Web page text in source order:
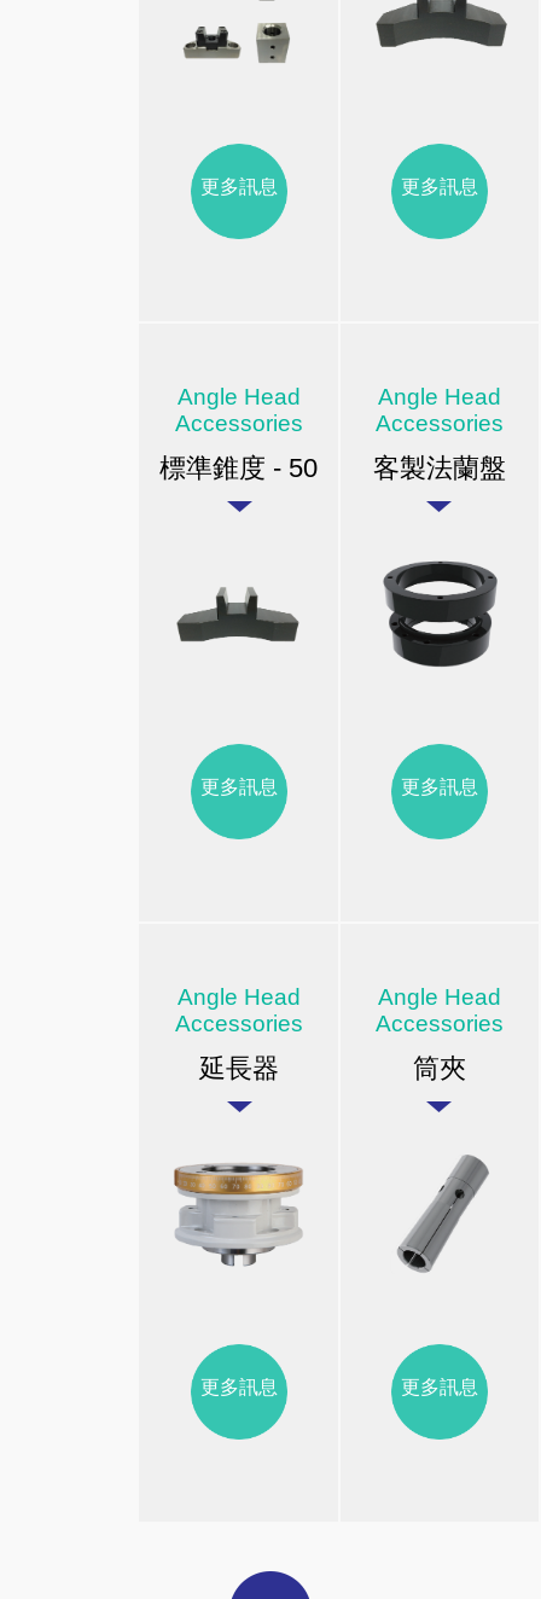
更多訊息 更多訊息
Angle Head
Accessories
標準錐度 - 50
更多訊息
Angle Head
Accessories
客製法蘭盤
更多訊息
Angle Head
Accessories
延長器
更多訊息
Angle Head
Accessories
筒夾
更多訊息